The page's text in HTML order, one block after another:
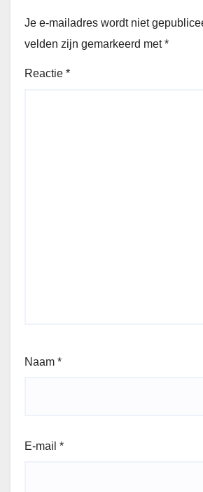
Je e-mailadres wordt niet
velden zijn gemarkeerd met*
Reactie *
Naam *
E-mail *